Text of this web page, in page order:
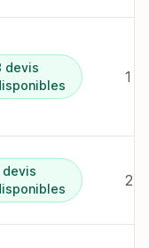
devis
devis